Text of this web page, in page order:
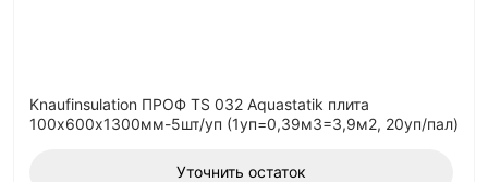
Knaufinsulation ПРОФ TS 032 Aquastatik плита
100х600х1300мм-5шт/уп (1уп=0,39м3=3,9м2, 20уп/пал)
Уточнить остаток